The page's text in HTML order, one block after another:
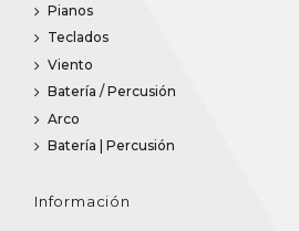
Pianos
Teclados
Viento
Batería / Percusión
Arco
Batería | Percusión
Información